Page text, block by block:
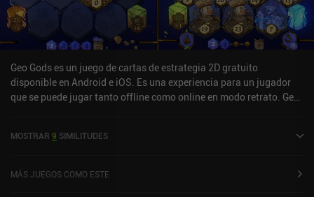
Geo Gods es un juego de cartas de estrategia 2D gratuito
disponible en Android e iOS. Es una experiencia para un jugador
que se puede jugar tanto offline como online en modo retrato. Geo
MOSTRAR 9 SIMILITUDES
MÁS JUEGOS COMO ESTE